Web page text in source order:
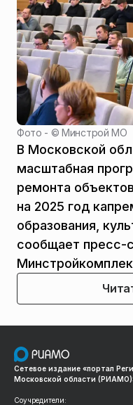
Фото - ©Минстрой МО
В Московской
масштабная
ремонта
на 2025 год
образования,
сообщает пресс-
Сетевое издание «портал
Московской области
Соучредители: